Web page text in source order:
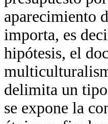
aparecimiento
importa, es
hipótesis, el
delimita un
se expone la